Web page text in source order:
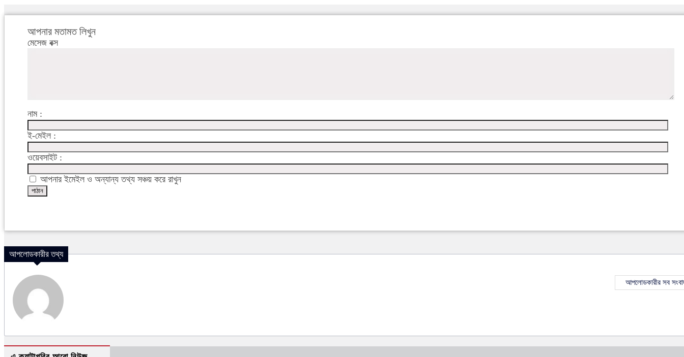
আপনার মতামত লিখুন
মেসেজ বক্স
নাম :
ই-মেইল :
ওয়েবসাইট :
আপনার ইমেইল ও অন্যান্য তথ্য সঞ্চয় করে রাখুন
আপলোডকারীর তথ্য
আপলোডকারীর সব